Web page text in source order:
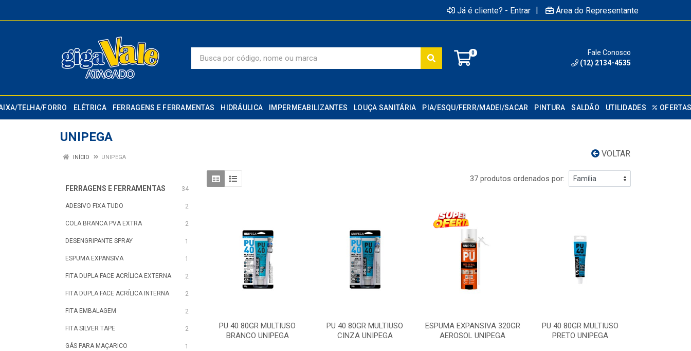
Já é cliente? - Entrar | Área do Representante
0
Fale Conosco
(12) 2134-4535
TELHA/FORRO ELÉTRICA FERRAGENS E FERRAMENTAS HIDRÁULICA IMPERMEABILIZANTES LOUÇA SANITÁRIA PIA/ESQU/FERR/MADEI/SACAR PINTURA SALDÃO UTILIDADES
UNIPEGA
VOLTAR
INÍCIO UNIPEGA
FERRAGENS E FERRAMENTAS 34
ADESIVO FIXA TUDO 2
COLA BRANCA PVA EXTRA 2
DESENGRIPANTE SPRAY 1
ESPUMA EXPANSIVA 1
FITA DUPLA FACE ACRÍLICA EXTERNA 2
FITA DUPLA FACE ACRÍLICA INTERNA 2
FITA EMBALAGEM 2
FITA SILVER TAPE 2
GÁS PARA MAÇARICO 1
37 produtos ordenados por:
PU 40 80GR MULTIUSO
BRANCO UNIPEGA
PU 40 80GR MULTIUSO
CINZA UNIPEGA
ESPUMA EXPANSIVA 320GR
AEROSOL UNIPEGA
PU 40 80GR MULTIUSO
PRETO UNIPEGA